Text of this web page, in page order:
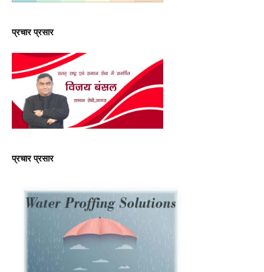
प्रचार प्रसार
प्रचार प्रसार